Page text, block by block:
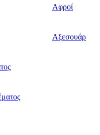
Αφροί
Αξεσουάρ